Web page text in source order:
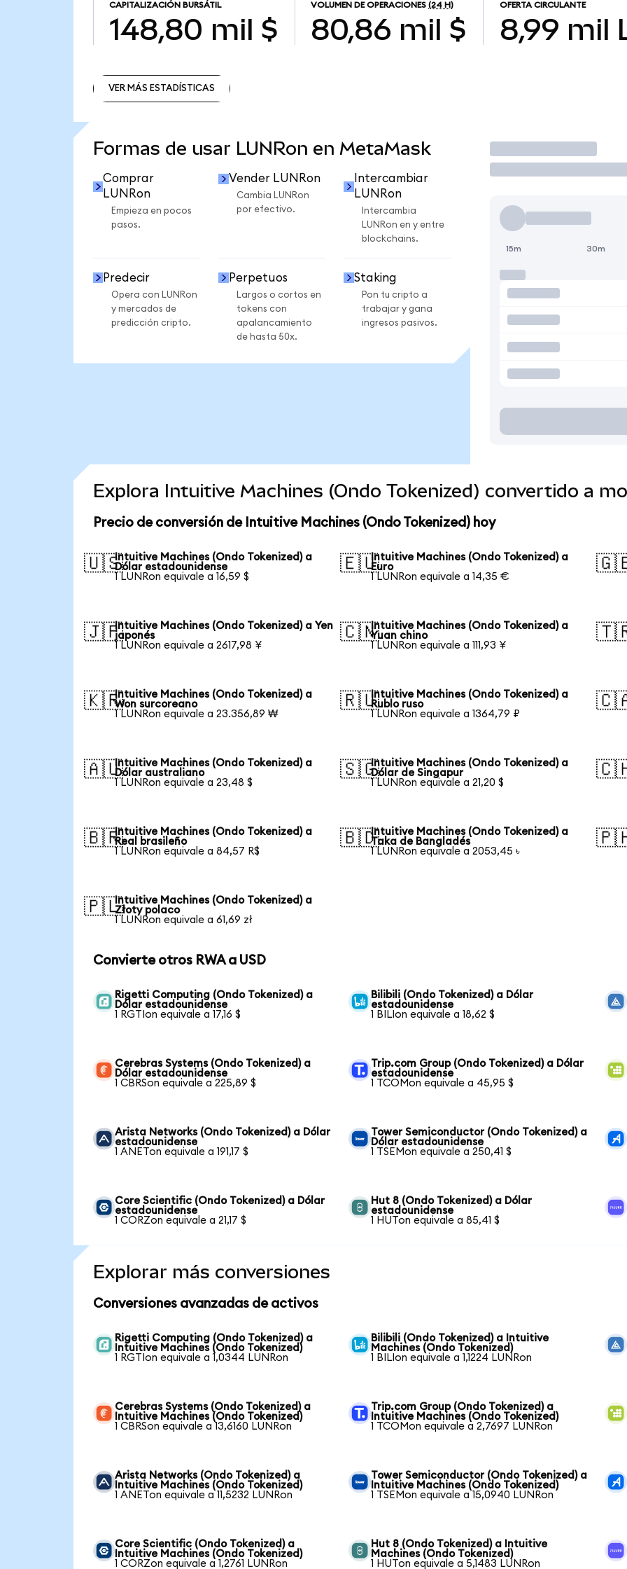
CAPITALIZACIÓN BURSÁTIL
148,80 mil $
VOLUMEN DE OPERACIONES (24 H)
80,86 mil $
OFERTA CIRCULANTE
8,99 mil
VER MÁS ESTADÍSTICAS
Formas de usar LUNRon en MetaMask
Comprar
LUNRon
Empieza en pocos
pasos.
Vender LUNRon
Cambia LUNRon
por efectivo.
Intercambiar
LUNRon
Intercambia
LUNRon en y entre
blockchains.
Predecir
Opera con LUNRon
y mercados de
predicción cripto.
Perpetuos
Largos o cortos en
tokens con
apalancamiento
de hasta 50x.
Staking
Pon tu cripto a
trabajar y gana
ingresos pasivos.
Operar
15m 30m
Explora Intuitive Machines (Ondo Tokenized) convertido a
Precio de conversión de Intuitive Machines (Ondo Tokenized) hoy
🇺🇸Intuitive Machines (Ondo Tokenized) a
Dólar estadounidense
1 LUNRon equivale a 16,59 $
🇪🇺Intuitive Machines (Ondo Tokenized) a
Euro
1 LUNRon equivale a 14,35 €
🇯🇵Intuitive Machines (Ondo Tokenized) a Yen
japonés
1 LUNRon equivale a 2617,98 ¥
🇨🇳Intuitive Machines (Ondo Tokenized) a
Yuan chino
1 LUNRon equivale a 111,93 ¥
🇰🇷Intuitive Machines (Ondo Tokenized) a
Won surcoreano
1 LUNRon equivale a 23.356,89 ₩
🇷🇺Intuitive Machines (Ondo Tokenized) a
Rublo ruso
1 LUNRon equivale a 1364,79 ₽
🇦🇺Intuitive Machines (Ondo Tokenized) a
Dólar australiano
1 LUNRon equivale a 23,48 $
🇸🇬Intuitive Machines (Ondo Tokenized) a
Dólar de Singapur
1 LUNRon equivale a 21,20 $
🇧🇷Intuitive Machines (Ondo Tokenized) a
Real brasileño
1 LUNRon equivale a 84,57 R$
🇧🇩Intuitive Machines (Ondo Tokenized) a
Taka de Bangladés
1 LUNRon equivale a 2053,45 ৳
🇵🇱Intuitive Machines (Ondo Tokenized) a
Złoty polaco
1 LUNRon equivale a 61,69 zł
Convierte otros RWA a USD
Rigetti Computing (Ondo Tokenized) a
Dólar estadounidense
1 RGTIon equivale a 17,16 $
Bilibili (Ondo Tokenized) a Dólar
estadounidense
1 BILIon equivale a 18,62 $
Cerebras Systems (Ondo Tokenized) a
Dólar estadounidense
1 CBRSon equivale a 225,89 $
Trip.com Group (Ondo Tokenized) a Dólar
estadounidense
1 TCOMon equivale a 45,95 $
Arista Networks (Ondo Tokenized) a Dólar
estadounidense
1 ANETon equivale a 191,17 $
Tower Semiconductor (Ondo Tokenized) a
Dólar estadounidense
1 TSEMon equivale a 250,41 $
Core Scientific (Ondo Tokenized) a Dólar
estadounidense
1 CORZon equivale a 21,17 $
Hut 8 (Ondo Tokenized) a Dólar
estadounidense
1 HUTon equivale a 85,41 $
Explorar más conversiones
Conversiones avanzadas de activos
Rigetti Computing (Ondo Tokenized) a
Intuitive Machines (Ondo Tokenized)
1 RGTIon equivale a 1,0344 LUNRon
Bilibili (Ondo Tokenized) a Intuitive
Machines (Ondo Tokenized)
1 BILIon equivale a 1,1224 LUNRon
Cerebras Systems (Ondo Tokenized) a
Intuitive Machines (Ondo Tokenized)
1 CBRSon equivale a 13,6160 LUNRon
Trip.com Group (Ondo Tokenized) a
Intuitive Machines (Ondo Tokenized)
1 TCOMon equivale a 2,7697 LUNRon
Arista Networks (Ondo Tokenized) a
Intuitive Machines (Ondo Tokenized)
1 ANETon equivale a 11,5232 LUNRon
Tower Semiconductor (Ondo Tokenized) a
Intuitive Machines (Ondo Tokenized)
1 TSEMon equivale a 15,0940 LUNRon
Core Scientific (Ondo Tokenized) a
Intuitive Machines (Ondo Tokenized)
1 CORZon equivale a 1,2761 LUNRon
Hut 8 (Ondo Tokenized) a Intuitive
Machines (Ondo Tokenized)
1 HUTon equivale a 5,1483 LUNRon